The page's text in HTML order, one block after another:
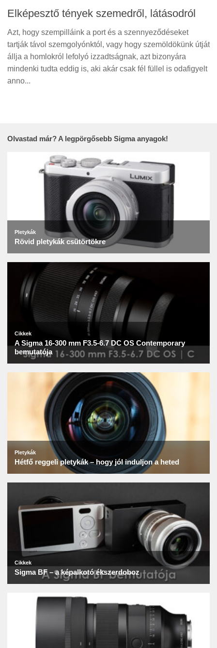
Elképesztő tények szemedről, látásodról
Azt, hogy szempilláink a port és a szennyeződéseket
tartják távol szemgolyónktól, vagy hogy szemöldökünk útját
állja a homlokról lefolyó izzadtságnak, azt bizonyára
mindenki tudta eddig is, aki akár csak fél füllel is odafigyelt
anno...
Olvastad már? A legpörgősebb Sigma anyagok!